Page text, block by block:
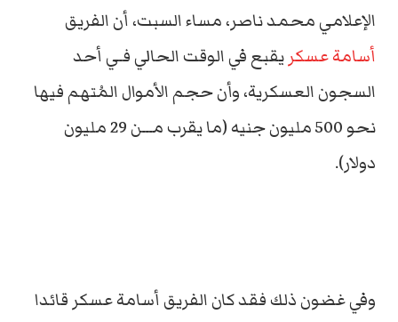
الإعلامي محمد ناصر، مساء السبت، أن الفريق
أسامة عسكر يقبع في الوقت الحالي فـي أحد
السجون العسكرية، وأن حجم الأموال المُتهم فيها
نحو 500 مليون جنيه (ما يقرب مـــن 29 مليون
دولار).
وفي غضون ذلك فقد كان الفريق أسامة عسكر قائدا